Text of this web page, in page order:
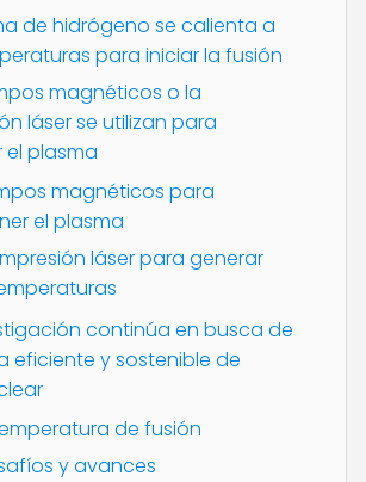
de hidrógeno se calienta a
para iniciar la fusión
magnéticos o la
láser se utilizan para
plasma
magnéticos para
el plasma
láser para generar
continúa en busca de
eficiente y sostenible de
de fusión
y avances